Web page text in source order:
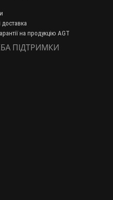
доставка
на продукцію AGT
ПІДТРИМКИ